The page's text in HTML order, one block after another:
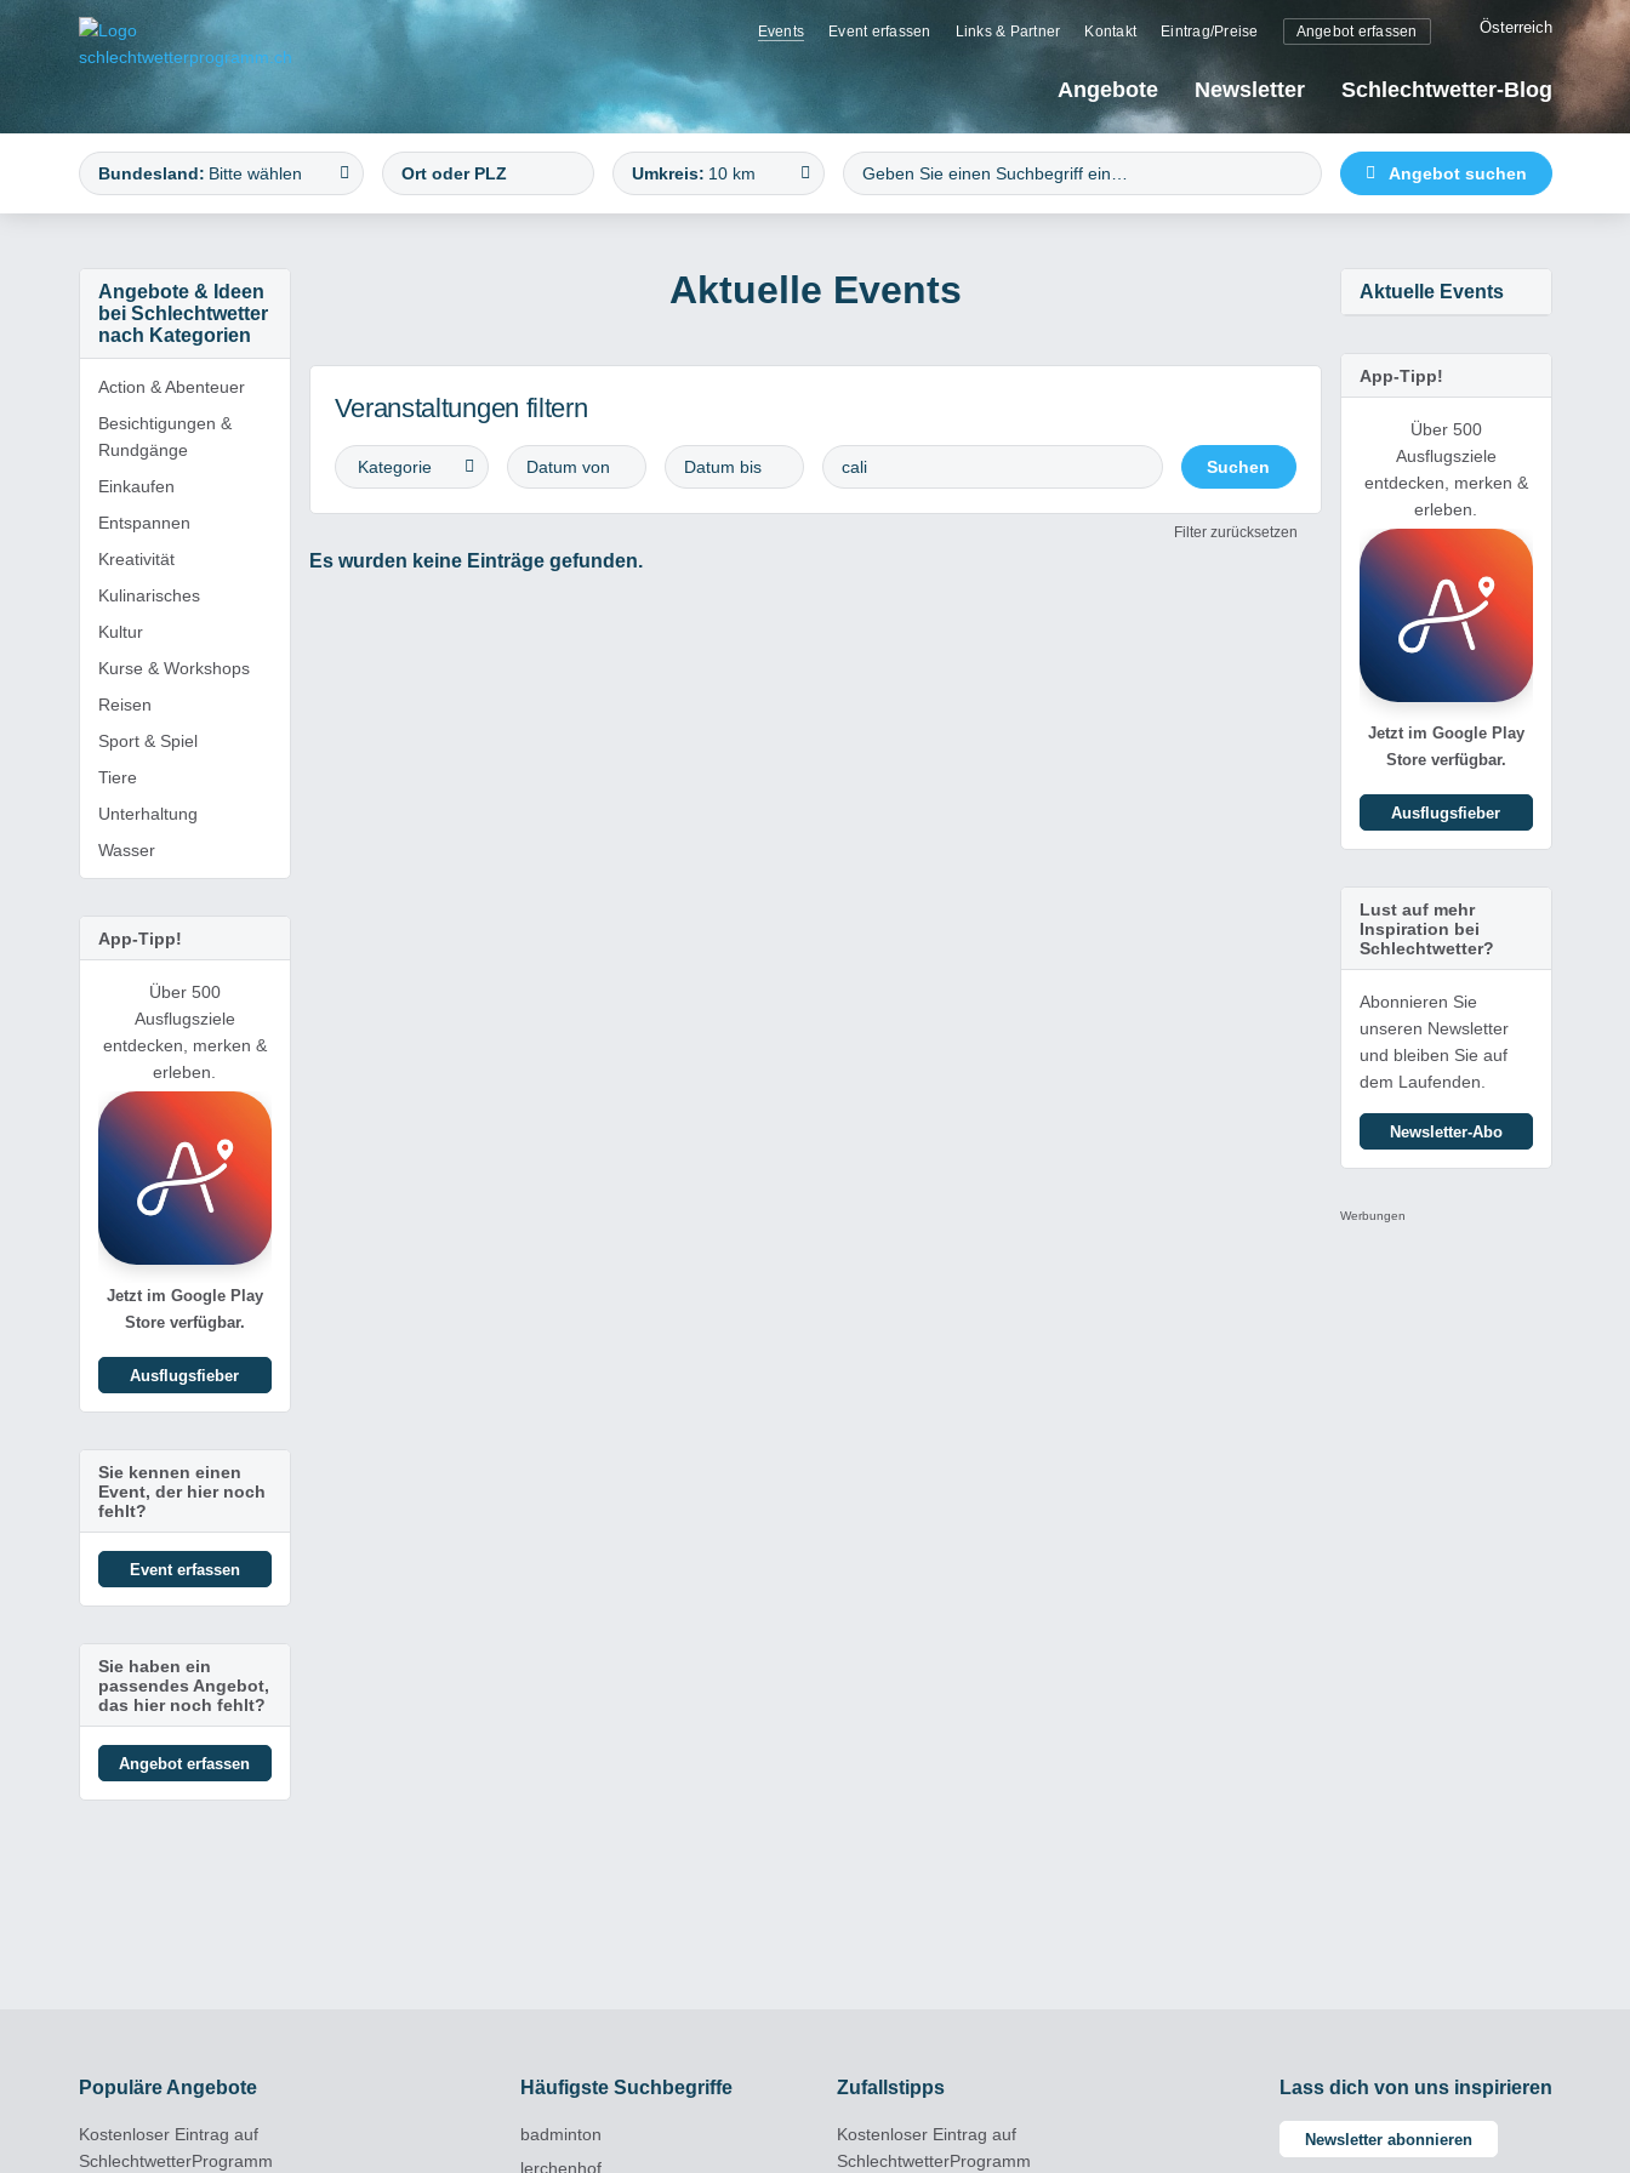
Events Event erfassen Links & Partner Kontakt Eintrag/Preise Angebot erfassen Österreich
Angebote Newsletter Schlechtwetter-Blog
Bundesland: Bitte wählen Umkreis: 10 km
Angebote & Ideen
bei Schlechtwetter
nach Kategorien
Action & Abenteuer
Besichtigungen &
Rundgänge
Einkaufen
Entspannen
Kreativität
Kulinarisches
Kultur
Kurse & Workshops
Reisen
Sport & Spiel
Tiere
Unterhaltung
Wasser
App-Tipp!
Über 500
Ausflugsziele
entdecken, merken &
erleben.
Jetzt im Google Play
Store verfügbar.
Ausflugsfieber
Sie kennen einen
Event, der hier noch
fehlt?
Event erfassen
Sie haben ein
passendes Angebot,
das hier noch fehlt?
Angebot erfassen
Aktuelle Events
Veranstaltungen filtern
Filter zurücksetzen
Kategorie
Es wurden keine Einträge gefunden.
Aktuelle Events
App-Tipp!
Über 500
Ausflugsziele
entdecken, merken &
erleben.
Jetzt im Google Play
Store verfügbar.
Ausflugsfieber
Lust auf mehr
Inspiration bei
Schlechtwetter?
Abonnieren Sie
unseren Newsletter
und bleiben Sie auf
dem Laufenden.
Newsletter-Abo
Werbungen
Populäre Angebote
Kostenloser Eintrag auf
SchlechtwetterProgramm
Häufigste Suchbegriffe
badminton
lerchenhof
Zufallstipps
Kostenloser Eintrag auf
SchlechtwetterProgramm
Lass dich von uns inspirieren
Newsletter abonnieren